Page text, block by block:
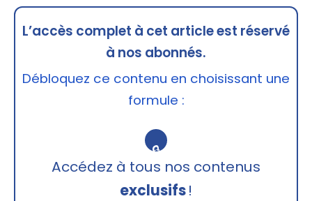
L’accès complet à cet article est réservé
à nos abonnés.
Débloquez ce contenu en choisissant une
formule :
🔒
Accédez à tous nos contenus
exclusifs!